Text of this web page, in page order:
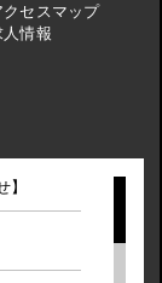
クセスマップ
人情報